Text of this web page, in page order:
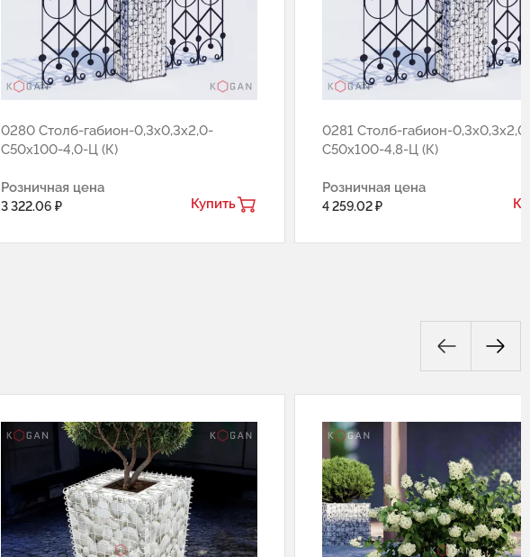
0280 Столб-габион-0,3х0,3х2,0-
С50х100-4,0-Ц (К)
Розничная цена
3 322.06 ₽ Купить
0281 Столб-габион-
С50х100-4,8-Ц (К)
Розничная цена
4 259.02 ₽